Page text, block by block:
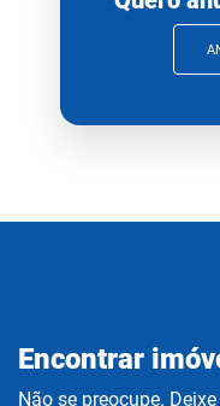
Encontrar
Não se preocupe.